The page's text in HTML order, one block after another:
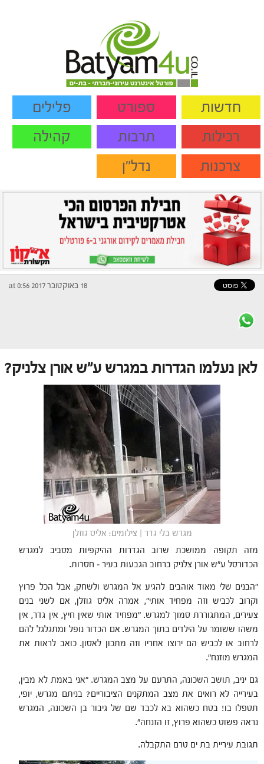
חדשות ספורט
פלילים
רכילות
תרבות
קהילה
צרכנות
נדל"ן
18 באוקטובר 2017 at 0:56
לאן נעלמו הגדרות במגרש ע"ש אורן צלניק?
מגרש בלי גדר | צילומים: אליס גוזלן
מזה תקופה ממושכת שרוב הגדרות ההיקפיות מסביב למגרש
הכדורסל ע"ש אורן צלניק ברחוב הגבעות בעיר – חסרות.
"הבנים שלי מאוד אוהבים להגיע אל המגרש ולשחק, אבל הכל פרוץ
וקרוב לכביש וזה מפחיד אותי", אמרה אליס גוזלן, אם לשני בנים
צעירים, המתגוררת סמוך למגרש. "מפחיד אותי שאין חיץ, אין גדר, אין
משהו ששומר על הילדים בתוך המגרש. אם הכדור נופל ומתגלגל להם
לרחוב או לכביש הם ירוצו אחריו וזה מתכון לאסון. כואב לראות את
המגרש מוזנח".
גם יניב, תושב השכונה, התרעם על מצב המגרש. "אני באמת לא מבין,
בעירייה לא רואים את מצב המתקנים הציבוריים? בניתם מגרש, יופי,
תטפלו בו! בטח כשהוא בא לכבד שם של גיבור בן השכונה, המגרש
נראה פשוט כשהוא פרוץ, זו הזנחה".
תגובת עיריית בת ים טרם התקבלה.